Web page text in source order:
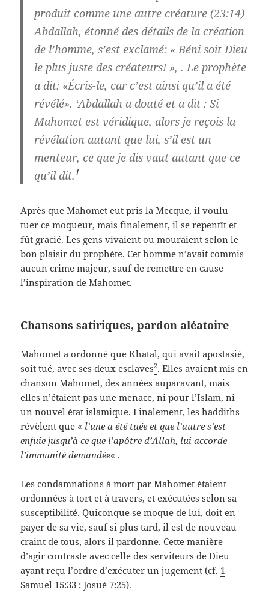
produit comme une autre créature (23:14)
Abdallah, étonné des détails de la création
de l’homme, s’est exclamé: « Béni soit Dieu
le plus juste des créateurs! », . Le prophète
a dit: «Écris-le, car c’est ainsi qu’il a été
révélé». ‘Abdallah a douté et a dit : Si
Mahomet est véridique, alors je reçois la
révélation autant que lui, s’il est un
menteur, ce que je dis vaut autant que ce
qu’il dit.1
Après que Mahomet eut pris la Mecque, il voulu
tuer ce moqueur, mais finalement, il se repentît et
fût gracié. Les gens vivaient ou mouraient selon le
bon plaisir du prophète. Cet homme n’avait commis
aucun crime majeur, sauf de remettre en cause
l’inspiration de Mahomet.
Chansons satiriques, pardon aléatoire
Mahomet a ordonné que Khatal, qui avait apostasié,
soit tué, avec ses deux esclaves2. Elles avaient mis en
chanson Mahomet, des années auparavant, mais
elles n’étaient pas une menace, ni pour l’Islam, ni
un nouvel état islamique. Finalement, les haddiths
révèlent que « l’une a été tuée et que l’autre s’est
enfuie jusqu’à ce que l’apôtre d’Allah, lui accorde
l’immunité demandée« .
Les condamnations à mort par Mahomet étaient
ordonnées à tort et à travers, et exécutées selon sa
susceptibilité. Quiconque se moque de lui, doit en
payer de sa vie, sauf si plus tard, il est de nouveau
craint de tous, alors il pardonne. Cette manière
d’agir contraste avec celle des serviteurs de Dieu
ayant reçu l’ordre d’exécuter un jugement (cf. 1
Samuel 15:33 ; Josué 7:25).